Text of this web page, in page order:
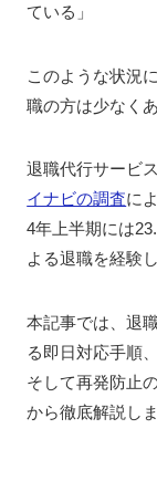
ている」
このような状況
職の方は少なく
退職代行サービ
イナビの調査に
4年上半期には
よる退職を経験
本記事では、退
る即日対応手順
そして再発防止
から徹底解説しま